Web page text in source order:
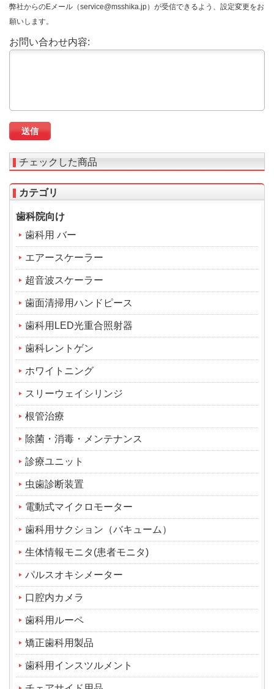
弊社からのEメール（service@msshika.jp）が受信できるよう、設定変更をお
願いします。
お問い合わせ内容:
チェックした商品
カテゴリ
歯科院向け
歯科用 バー
エアースケーラー
超音波スケーラー
歯面清掃用ハンドピース
歯科用LED光重合照射器
歯科レントゲン
ホワイトニング
スリーウェイシリンジ
根管治療
除菌・消毒・メンテナンス
診療ユニット
虫歯診断装置
電動式マイクロモーター
歯科用サクション（バキューム）
生体情報モニタ(患者モニタ)
パルスオキシメーター
口腔内カメラ
歯科用ルーペ
矯正歯科用製品
歯科用インスツルメント